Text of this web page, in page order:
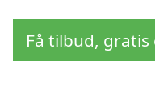
Få tilbud,